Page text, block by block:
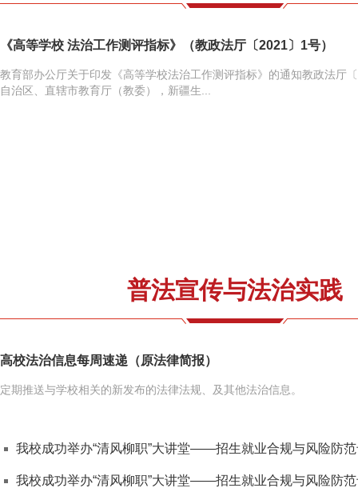
《高等学校 法治工作测评指标》（教政法厅〔2021〕1号）
教育部办公厅关于印发《高等学校法治工作测评指标》的通知教政法厅
自治区、直辖市教育厅（教委），新疆生...
普法宣传与法治实践
高校法治信息每周速递（原法律简报）
定期推送与学校相关的新发布的法律法规、及其他法治信息。
我校成功举办“清风柳职”大讲堂——招生就业合规与风险防
我校成功举办“清风柳职”大讲堂——招生就业合规与风险防